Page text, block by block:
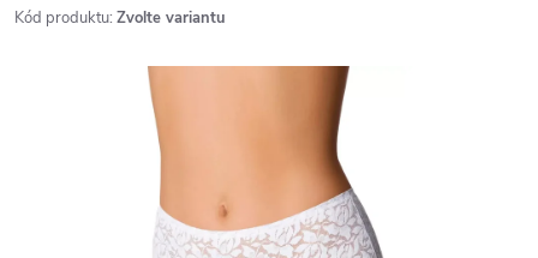
Kód produktu: Zvolte variantu